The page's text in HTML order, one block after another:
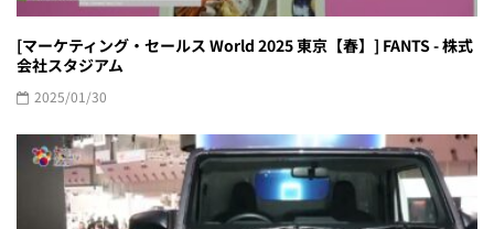
[マーケティング・セールス World 2025 東京【春】] FANTS - 株式
会社スタジアム
2025/01/30